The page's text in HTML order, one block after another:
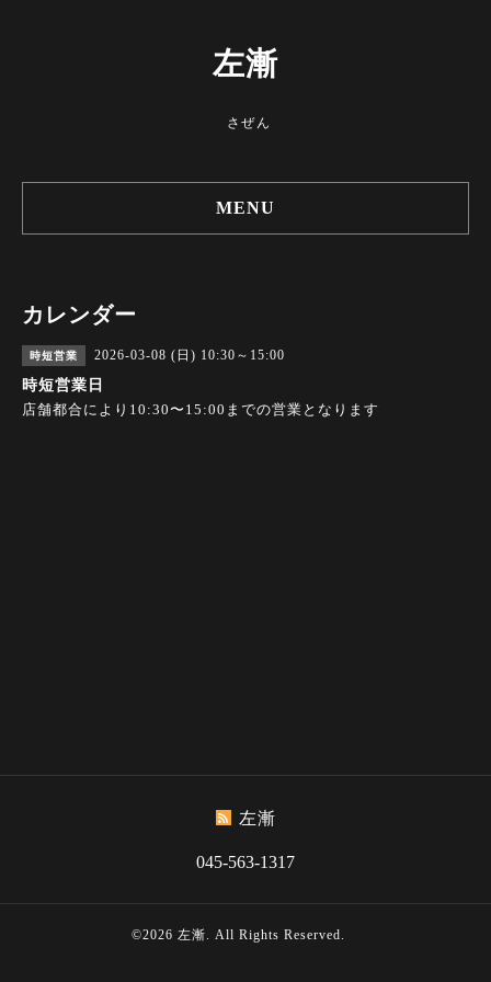
左漸
さぜん
MENU
カレンダー
時短営業 2026-03-08 (日) 10:30～15:00
時短営業日
店舗都合により10:30〜15:00までの営業となります
左漸
045-563-1317
©2026 左漸. All Rights Reserved.